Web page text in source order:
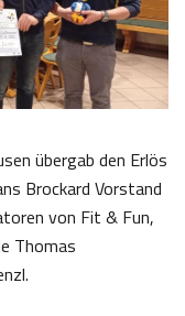
übergab den Erlös
Brockard Vorstand
von Fit & Fun,
Thomas